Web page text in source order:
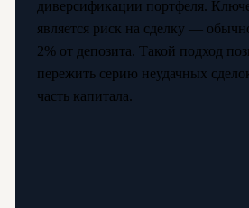
диверсификации портфеля.
является риск на сделку —
2% от депозита. Такой подход
пережить серию неудачных
часть капитала.